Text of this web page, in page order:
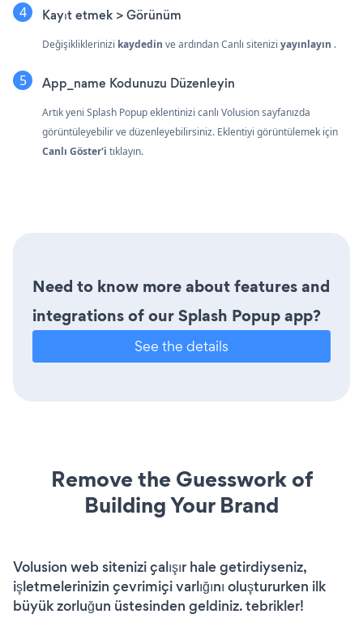
Kayıt etmek > Görünüm
Değişikliklerinizi kaydedin ve ardından Canlı sitenizi yayınlayın .
App_name Kodunuzu Düzenleyin
Artık yeni Splash Popup eklentinizi canlı Volusion sayfanızda
görüntüleyebilir ve düzenleyebilirsiniz. Eklentiyi görüntülemek için
Canlı Göster'i tıklayın.
Need to know more about features and
integrations of our Splash Popup app?
See the details
Remove the Guesswork of
Building Your Brand
Volusion web sitenizi çalışır hale getirdiyseniz,
işletmelerinizin çevrimiçi varlığını oluştururken ilk
büyük zorluğun üstesinden geldiniz. tebrikler!